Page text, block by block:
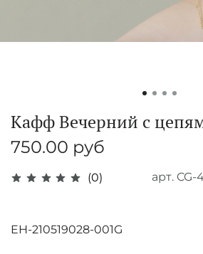
(0) арт. CG-
Кафф Вечерний с
750.00 руб
EH-210519028-001G